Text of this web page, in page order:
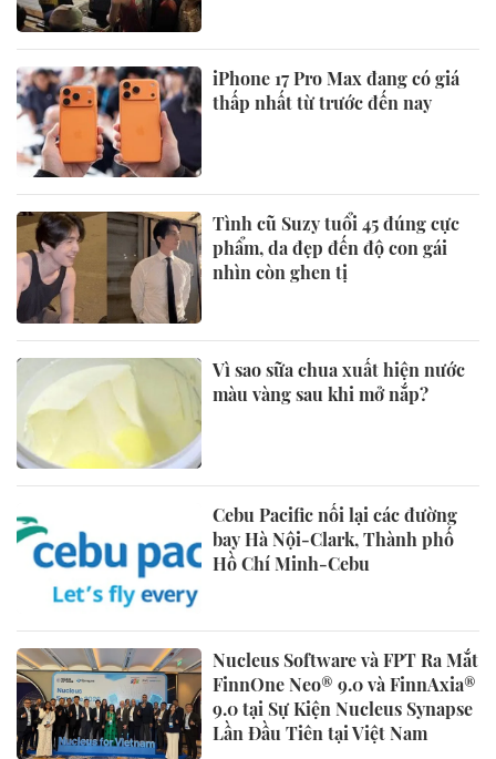
iPhone 17 Pro Max đang có giá
thấp nhất từ trước đến nay
Tình cũ Suzy tuổi 45 đúng cực
phẩm, da đẹp đến độ con gái
nhìn còn ghen tị
Vì sao sữa chua xuất hiện nước
màu vàng sau khi mở nắp?
Cebu Pacific nối lại các đường
bay Hà Nội-Clark, Thành phố
Hồ Chí Minh-Cebu
Nucleus Software và FPT Ra Mắt
FinnOne Neo® 9.0 và FinnAxia®
9.0 tại Sự Kiện Nucleus Synapse
Lần Đầu Tiên tại Việt Nam